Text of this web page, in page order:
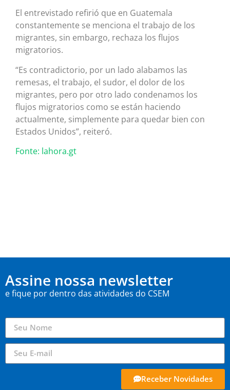
El entrevistado refirió que en Guatemala
constantemente se menciona el trabajo de los
migrantes, sin embargo, rechaza los flujos
migratorios.
“Es contradictorio, por un lado alabamos las
remesas, el trabajo, el sudor, el dolor de los
migrantes, pero por otro lado condenamos los
flujos migratorios como se están haciendo
actualmente, simplemente para quedar bien con
Estados Unidos”, reiteró.
Fonte: lahora.gt
Assine nossa newsletter
e fique por dentro das atividades do CSEM
Receber Novidades